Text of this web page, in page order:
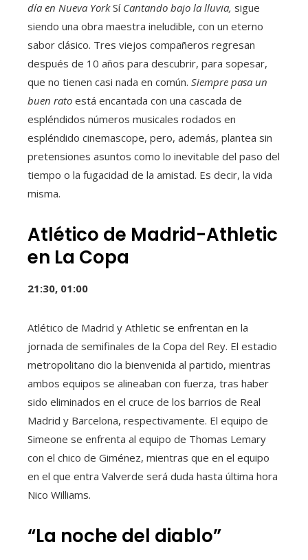
día en Nueva YorkSí Cantando bajo la lluvia, sigue
siendo una obra maestra ineludible, con un eterno
sabor clásico. Tres viejos compañeros regresan
después de 10 años para descubrir, para sopesar,
que no tienen casi nada en común. Siempre pasa un
buen rato está encantada con una cascada de
espléndidos números musicales rodados en
espléndido cinemascope, pero, además, plantea sin
pretensiones asuntos como lo inevitable del paso del
tiempo o la fugacidad de la amistad. Es decir, la vida
misma.
Atlético de Madrid-Athletic
en La Copa
21:30, 01:00
Atlético de Madrid y Athletic se enfrentan en la
jornada de semifinales de la Copa del Rey. El estadio
metropolitano dio la bienvenida al partido, mientras
ambos equipos se alineaban con fuerza, tras haber
sido eliminados en el cruce de los barrios de Real
Madrid y Barcelona, ​​respectivamente. El equipo de
Simeone se enfrenta al equipo de Thomas Lemary
con el chico de Giménez, mientras que en el equipo
en el que entra Valverde será duda hasta última hora
Nico Williams.
“La noche del diablo”